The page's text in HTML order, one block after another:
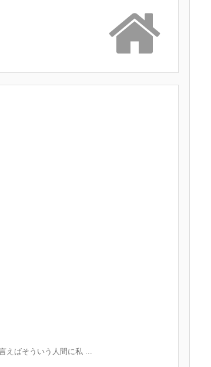
えばそういう人間に私 ...